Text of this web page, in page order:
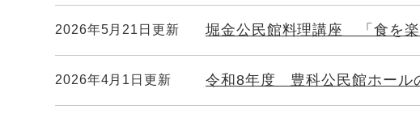
2026年5月21日更新 堀金公民館料理講座 「食を楽
2026年4月1日更新 令和8年度 豊科公民館ホール